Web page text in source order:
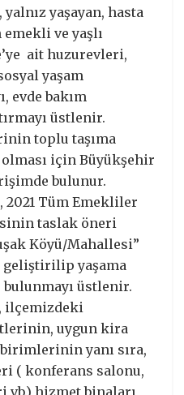
yaşayan, hasta
ve yaşlı
ait huzurevleri,
yaşam
evde bakım
üstlenir.
toplu taşıma
için Büyükşehir
bulunur.
2021 Tüm Emekliler
taslak öneri
Köyü/Mahallesi”
yaşama
üstlenir.
ilçemizdeki
uygun kira
birimlerinin yanı sıra,
( konferans salonu,
vb.) hizmet binaları